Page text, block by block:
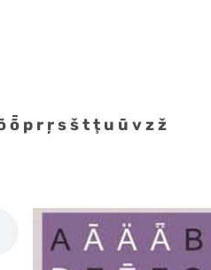
ȭ p r ŗ s š t ţ u ū v z ž